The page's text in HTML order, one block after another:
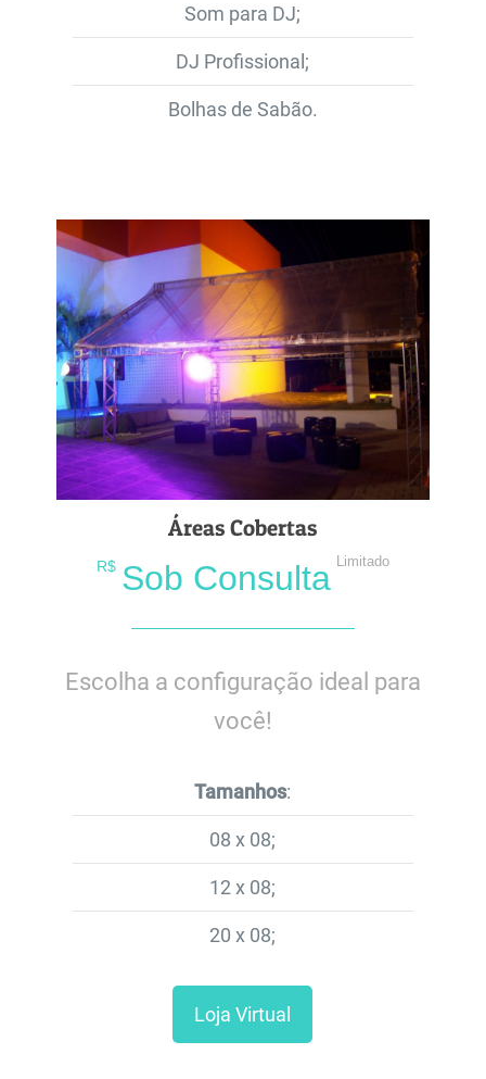
Som para DJ;
DJ Profissional;
Bolhas de Sabão.
Áreas Cobertas
R$ Sob Consulta Limitado
Escolha a configuração ideal para
você!
Tamanhos:
08 x 08;
12 x 08;
20 x 08;
Loja Virtual